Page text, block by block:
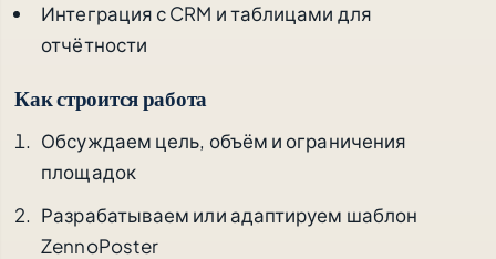
Интеграция с CRM и таблицами для
отчётности
Как строится работа
Обсуждаем цель, объём и ограничения
площадок
Разрабатываем или адаптируем шаблон
ZennoPoster